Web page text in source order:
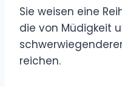
Sie weisen eine
die von Müdigkeit
reichen.